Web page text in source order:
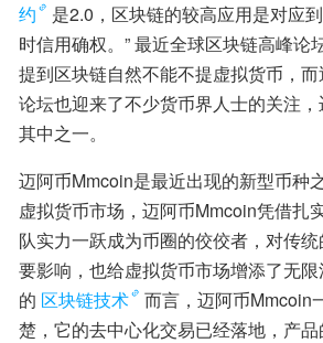
约
是2.0，区块链的较高应用是对应到
时信用确权。” 最近全球区块链高峰论
提到区块链自然不能不提虚拟货币，
论坛也迎来了不少货币界人士的关注
其中之一。
迈阿币Mmcoin是最近出现的新型币种
虚拟货币市场，迈阿币Mmcoin凭借扎
队实力一跃成为币圈的佼佼者，对传
要影响，也给虚拟货币市场增添了无
的 区块链技术
而言，迈阿币Mmcoin
楚，它的去中心化交易已经落地，产